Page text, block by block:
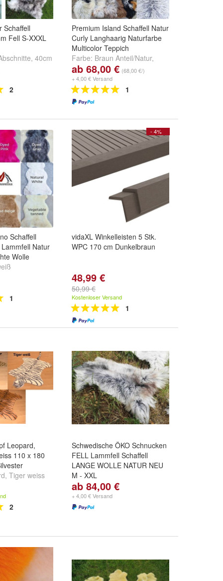
Schaffell
Fell S-XXXL
, 40cm
Quadrat
2
Premium Island Schaffell Natur
Curly Langhaarig Naturfarbe
Multicolor Teppich
Farbe: Braun Anteil/Natur,
Braun/Überwiegend,Hell/
Überwiegend
ab 68,00 € (68,00 €/)
+ 4,00 € Versand
1
Schaffell
Natur
Wolle
1
- 4%
vidaXL Winkelleisten 5 Stk.
WPC 170 cm Dunkelbraun
48,99 €
50,99 €
Kostenloser Versand
1
Leopard,
110 x 180
, Tiger weiss
2
Schwedische ÖKO Schnucken
FELL Lammfell Schaffell
LANGE WOLLE NATUR NEU
M - XXL
Größe:80-100 cm x 40-50 cm
100-110 cm x 50-60 cm
120 cm x 60-70 cm
ab 84,00 €
+ 4,00 € Versand